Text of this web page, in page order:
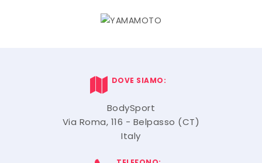
DOVE SIAMO:
BodySport
Via Roma, 116 - Belpasso (CT)
Italy